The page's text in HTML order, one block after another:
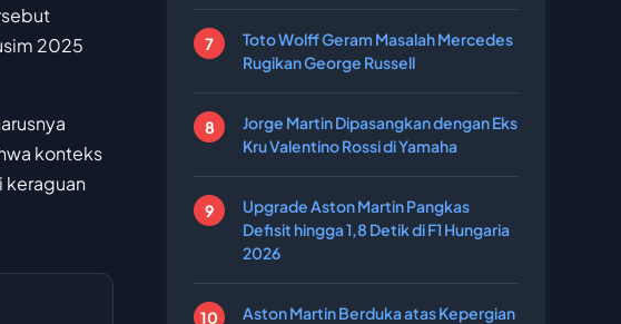
2025
konteks
keraguan
Toto Wolff Geram Masalah Mercedes
Rugikan George Russell
Jorge Martin Dipasangkan dengan Eks
Kru Valentino Rossi di Yamaha
Upgrade Aston Martin Pangkas
Defisit hingga 1,8 Detik di F1 Hungaria
2026
Aston Martin Berduka atas Kepergian